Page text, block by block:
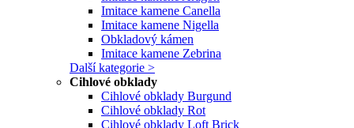
Imitace kamene Canella
Imitace kamene Nigella
Obkladový kámen
Imitace kamene Zebrina
Další kategorie >
Cihlové obklady
Cihlové obklady Burgund
Cihlové obklady Rot
Cihlové obklady Loft Brick